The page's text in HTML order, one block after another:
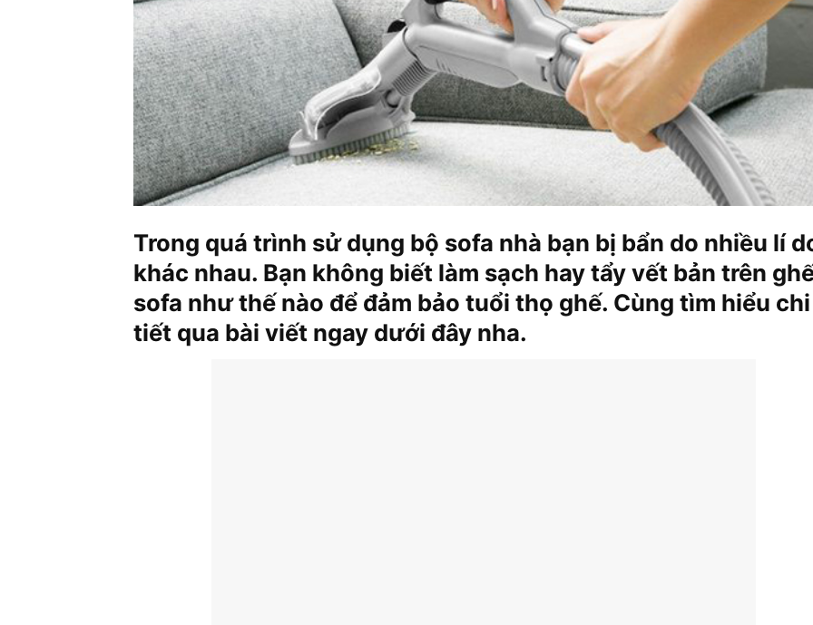
Trong quá trình sử dụng bộ sofa nhà bạn bị bẩn do nhiều lí
khác nhau. Bạn không biết làm sạch hay tẩy vết bản trên
sofa như thế nào để đảm bảo tuổi thọ ghế. Cùng tìm hiểu chi
tiết qua bài viết ngay dưới đây nha.